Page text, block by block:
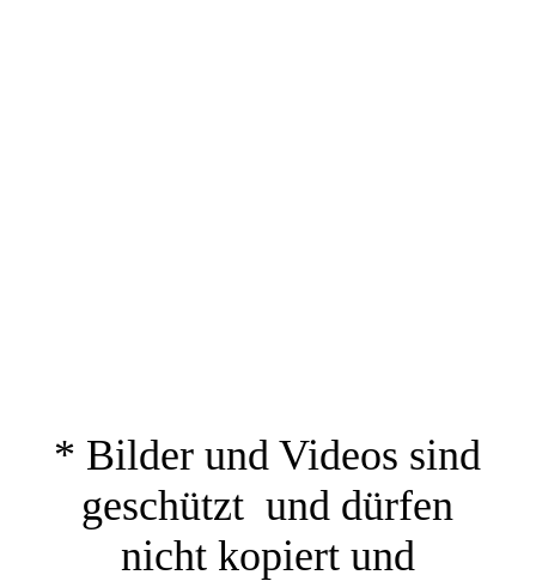
* Bilder und Videos sind
geschützt und dürfen
nicht kopiert und